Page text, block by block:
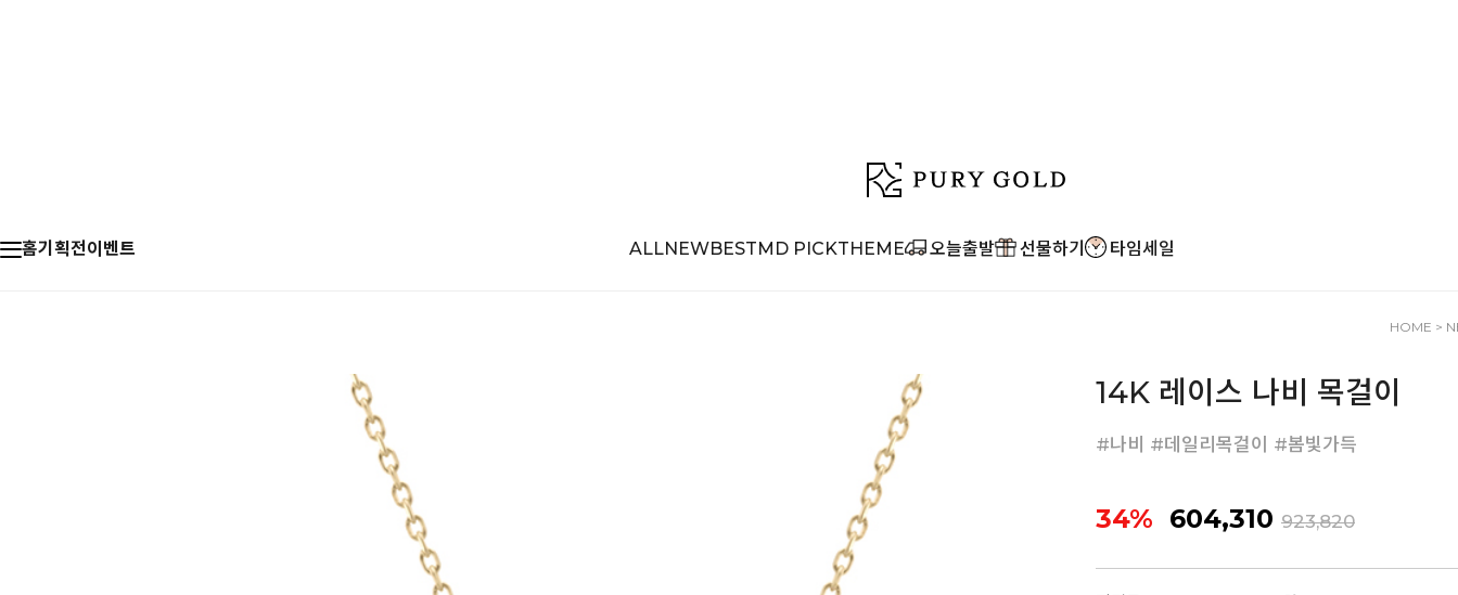
홈기획전이벤트 ALLNEWBESTMD PICKTHEME 오늘출발 선물하기 타임세일
HOME >
14K 레이스 나비 목걸이
#나비 #데일리목걸이 #봄빛가득
34% 604,310 923,820